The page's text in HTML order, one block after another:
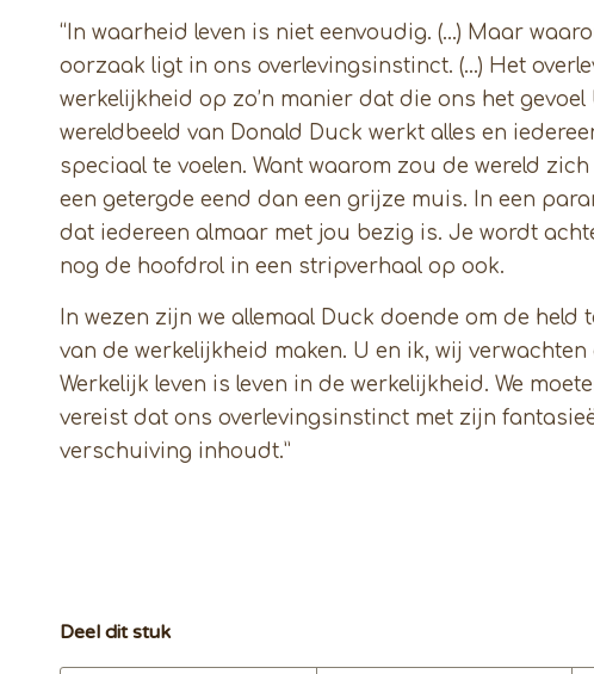
“In waarheid leven is niet eenvoudig. (…) Maar
oorzaak ligt in ons overlevingsinstinct. (…) Het
werkelijkheid op zo’n manier dat die ons het
wereldbeeld van Donald Duck werkt alles en
speciaal te voelen. Want waarom zou de wereld
een getergde eend dan een grijze muis. In een
dat iedereen almaar met jou bezig is. Je wordt
nog de hoofdrol in een stripverhaal op ook.
In wezen zijn we allemaal Duck doende om de
van de werkelijkheid maken. U en ik, wij
Werkelijk leven is leven in de werkelijkheid. We
vereist dat ons overlevingsinstinct met zijn
verschuiving inhoudt.”
Deel dit stuk